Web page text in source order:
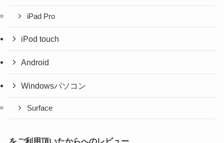
iPad Pro
iPod touch
Android
Windowsパソコン
Surface
をご利用頂いたからへのレビュー